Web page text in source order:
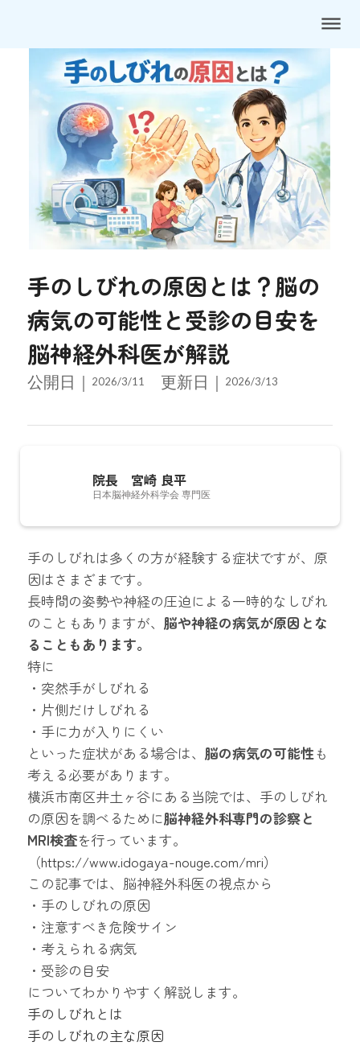
dehaze
公開日｜ 2026/3/11 更新日｜ 2026/3/13
手のしびれの原因とは？脳の
病気の可能性と受診の目安を
脳神経外科医が解説
院長 宮崎 良平
日本脳神経外科学会 専門医
脳神経外科医としての経験をもとに、手術だけでな
く、患者さんとの対話を重ねて最適な医療へつなぐこ
とを大切に開業しました。とくに働く世代の支障とな
りやすい片頭痛をはじめとする頭痛診療に注力し、
MRI・CTによる即日検査で、皆さまの不安を迅速に解
消できるよう努めています。「誠実に、優しさをもっ
て、病気だけでなく人を診る」を理念としています。
手のしびれは多くの方が経験する症状ですが、原
因はさまざまです。
長時間の姿勢や神経の圧迫による一時的なしびれ
のこともありますが、 脳や神経の病気が原因とな
ることもあります。
特に
・突然手がしびれる
・片側だけしびれる
・手に力が入りにくい
といった症状がある場合は、 脳の病気の可能性も
考える必要があります。
横浜市南区井土ヶ谷にある当院では、手のしびれ
の原因を調べるために脳神経外科専門の診察と
MRI検査を行っています。
（https://www.idogaya-nouge.com/mri）
この記事では、脳神経外科医の視点から
・手のしびれの原因
・注意すべき危険サイン
・考えられる病気
・受診の目安
についてわかりやすく解説します。
手のしびれとは
手のしびれの主な原因